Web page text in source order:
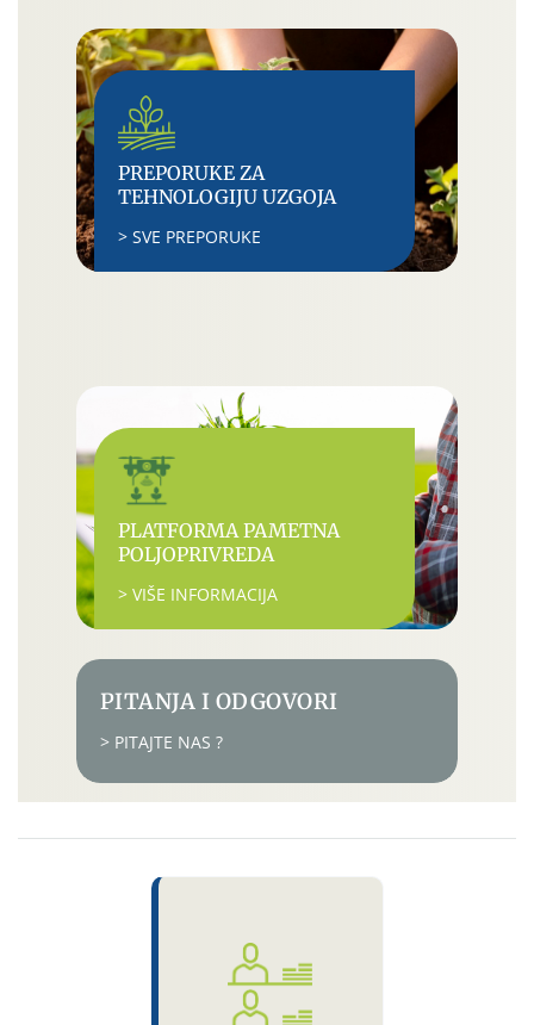
PREPORUKE ZA
TEHNOLOGIJU UZGOJA
> SVE PREPORUKE
PLATFORMA PAMETNA
POLJOPRIVREDA
> VIŠE INFORMACIJA
PITANJA I ODGOVORI
> PITAJTE NAS ?